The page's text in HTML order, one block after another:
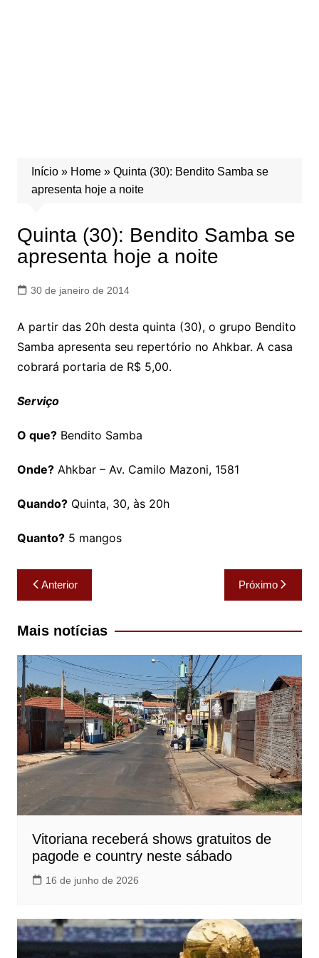
Início» Home» Quinta (30): Bendito Samba se
apresenta hoje a noite
Quinta (30): Bendito Samba se
apresenta hoje a noite
30 de janeiro de 2014
A partir das 20h desta quinta (30), o grupo Bendito
Samba apresenta seu repertório no Ahkbar. A casa
cobrará portaria de R$ 5,00.
Serviço
O que?Bendito Samba
Onde?Ahkbar – Av. Camilo Mazoni, 1581
Quando?Quinta, 30, às 20h
Quanto?5 mangos
Navegação
de
Post
Anterior Próximo
Mais notícias
Vitoriana receberá shows gratuitos de
pagode e country neste sábado
16 de junho de 2026